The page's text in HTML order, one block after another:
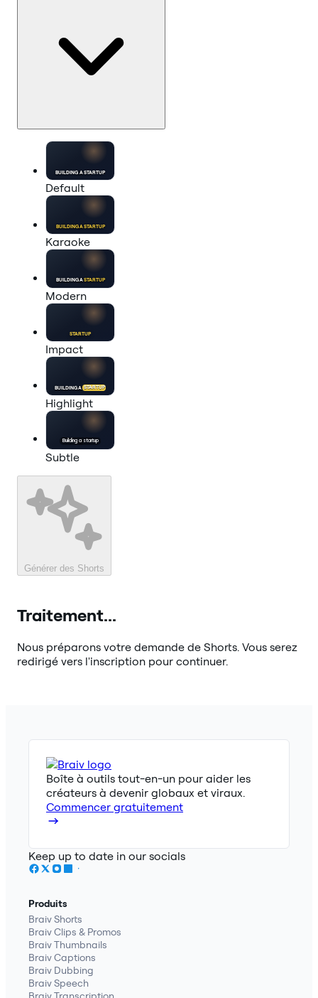
BUILDING ASTARTUP
Default
BUILDING ASTARTUP
Karaoke
BUILDING ASTARTUP
Modern
STARTUP
Impact
BUILDING A STARTUP
Highlight
Building a startup
Subtle
Générer des Shorts
Traitement...
Nous préparons votre demande de Shorts. Vous serez
redirigé vers l'inscription pour continuer.
Boîte à outils tout-en-un pour aider les
créateurs à devenir globaux et viraux.
Commencer gratuitement
Keep up to date in our socials
Produits
Braiv Shorts
Braiv Clips & Promos
Braiv Thumbnails
Braiv Captions
Braiv Dubbing
Braiv Speech